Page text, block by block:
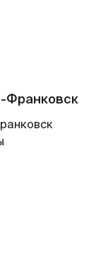
Франковск